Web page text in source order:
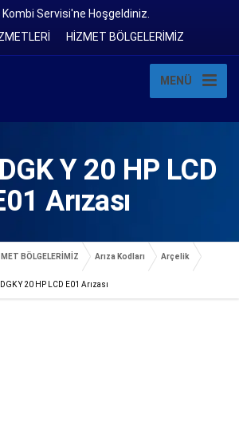
Servisi'ne Hoşgeldiniz.
HİZMET BÖLGELERİMİZ
MENÜ
Y 20 HP LCD
Arızası
BÖLGELERİMİZ Arıza Kodları Arçelik
Y 20 HP LCD E01 Arızası